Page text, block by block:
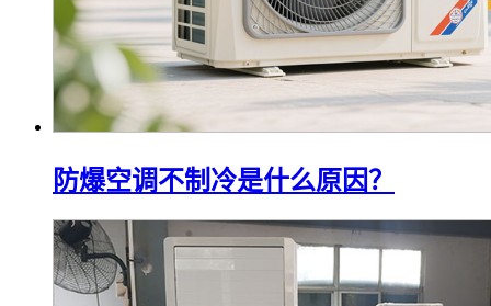
防爆空调不制冷是什么原因？